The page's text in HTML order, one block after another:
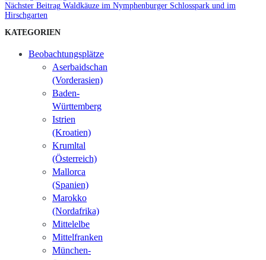
Nächster Beitrag Waldkäuze im Nymphenburger Schlosspark und im
Hirschgarten
KATEGORIEN
Beobachtungsplätze
Aserbaidschan
(Vorderasien)
Baden-
Württemberg
Istrien
(Kroatien)
Krumltal
(Österreich)
Mallorca
(Spanien)
Marokko
(Nordafrika)
Mittelelbe
Mittelfranken
München-